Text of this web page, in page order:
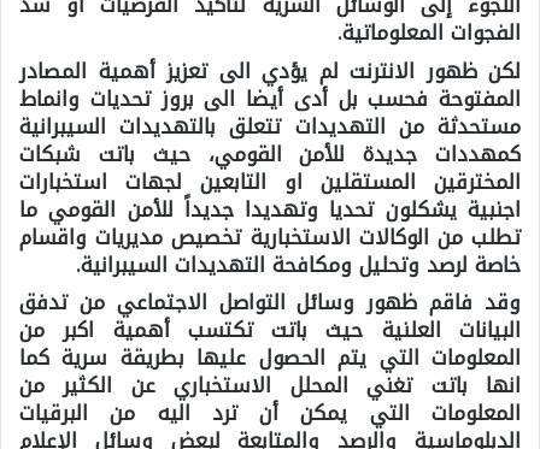
الفجوات المعلوماتية.
لكن ظهور الانترنت لم يؤدي الى تعزيز أهمية المصادر
المفتوحة فحسب بل أدى أيضا الى بروز تحديات وانماط
مستحدثة من التهديدات تتعلق بالتهديدات السيبرانية
كمهددات جديدة للأمن القومي، حيث باتت شبكات
المخترقين المستقلين او التابعين لجهات استخبارات
اجنبية يشكلون تحديا وتهديدا جديداً للأمن القومي ما
تطلب من الوكالات الاستخبارية تخصيص مديريات واقسام
خاصة لرصد وتحليل ومكافحة التهديدات السيبرانية.
وقد فاقم ظهور وسائل التواصل الاجتماعي من تدفق
البيانات العلنية حيث باتت تكتسب أهمية اكبر من
المعلومات التي يتم الحصول عليها بطريقة سرية كما
انها باتت تغني المحلل الاستخباري عن الكثير من
المعلومات التي يمكن أن ترد اليه من البرقيات
الدبلوماسية والرصد والمتابعة لبعض وسائل الإعلام